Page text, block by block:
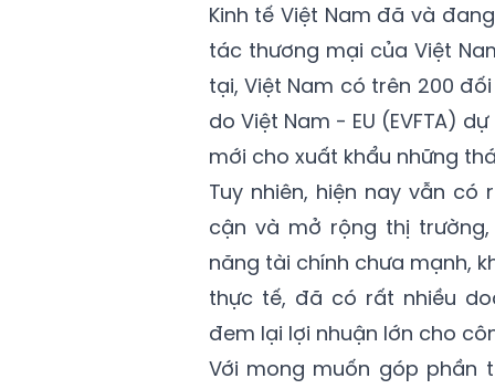
Kinh tế Việt Nam đã và
tác thương mại của Việt
tại, Việt Nam có trên 200
do Việt Nam - EU (EVFTA)
mới cho xuất khẩu những
Tuy nhiên, hiện nay vẫn
cận và mở rộng thị
năng tài chính chưa mạnh,
thực tế, đã có rất nhiều
đem lại lợi nhuận lớn cho
Với mong muốn góp phần